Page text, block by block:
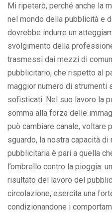
Mi ripeterò, perché anche la
nel mondo della pubblicità e
dovrebbe indurre un
svolgimento della
trasmessi dai mezzi di
pubblicitario, che rispetto al
maggior numero di strumenti
sofisticati. Nel suo lavoro la
somma alla forza delle
può cambiare canale, voltare
sguardo, la nostra capacità
pubblicitaria è pari a quella
l’ombrello contro la pioggia:
risultato del lavoro del
circolazione, esercita una
condizionandone i